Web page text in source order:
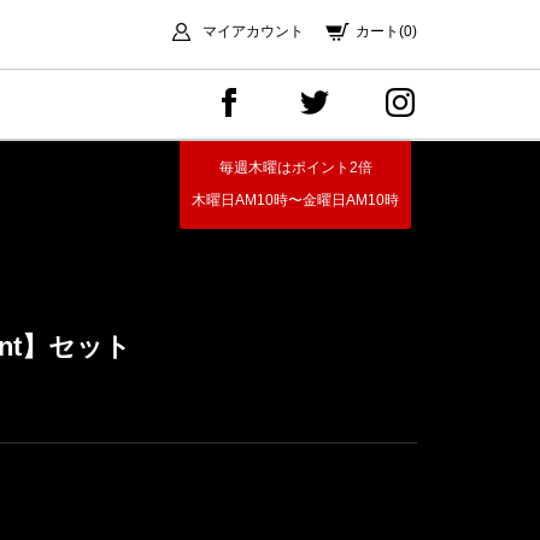
マイアカウント カート(0)
毎週木曜はポイント2倍
木曜日AM10時〜金曜日AM10時
】セット